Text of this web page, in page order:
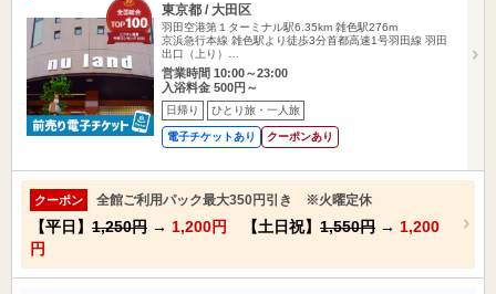
東京都 / 大田区
羽田空港第１ターミナル駅6.35km 雑色駅276m
京浜急行本線 雑色駅より徒歩3分首都高速1号羽田線 羽田
出口（上り）…
営業時間 10:00～23:00
入浴料金 500円～
日帰り ひとり旅・一人旅
電子チケットあり クーポンあり
クーポン 全館ご利用パック最大350円引き ※火曜定休
【平日】 1,250円 → 1,200円 【土日祝】 1,550円 → 1,200
円